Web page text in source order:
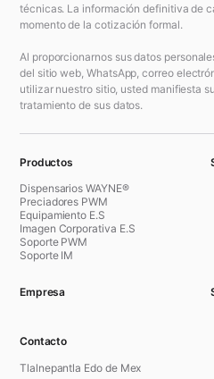
técnicas. La información definitiva de
momento de la cotización formal.
Al proporcionarnos sus datos
del sitio web, WhatsApp, correo
utilizar nuestro sitio, usted manifiesta
tratamiento de sus datos.
Productos
Dispensarios WAYNE®
Preciadores PWM
Equipamiento E.S
Imagen Corporativa E.S
Soporte PWM
Soporte IM
Empresa
Contacto
Tlalnepantla Edo de Mex